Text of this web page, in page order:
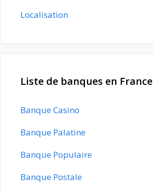
Localisation
Liste de banques en France
Banque Casino
Banque Palatine
Banque Populaire
Banque Postale